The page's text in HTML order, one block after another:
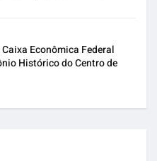
Econômica Federal
Histórico do Centro de